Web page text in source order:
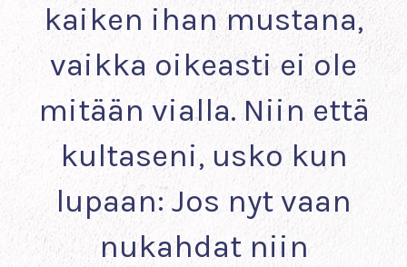
kaiken ihan mustana,
vaikka oikeasti ei ole
mitään vialla. Niin että
kultaseni, usko kun
lupaan: Jos nyt vaan
nukahdat niin